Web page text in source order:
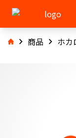
商品 ホカ